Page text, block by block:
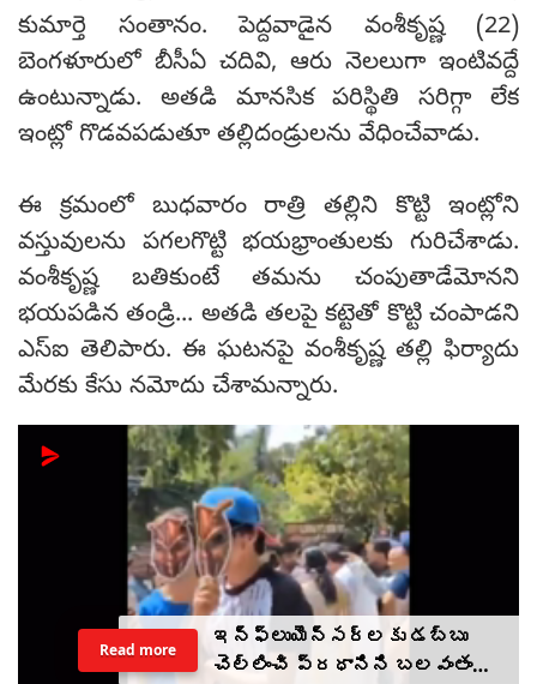
కుమార్తె సంతానం. పెద్దవాడైన వంశీకృష్ణ (22)
బెంగళూరులో బీసీఏ చదివి, ఆరు నెలలుగా ఇంటివద్దే
ఉంటున్నాడు. అతడి మానసిక పరిస్థితి సరిగ్గా లేక
ఇంట్లో గొడవపడుతూ తల్లిదండ్రులను వేధించేవాడు.
ఈ క్రమంలో బుధవారం రాత్రి తల్లిని కొట్టి ఇంట్లోని
వస్తువులను పగలగొట్టి భయభ్రాంతులకు గురిచేశాడు.
వంశీకృష్ణ బతికుంటే తమను చంపుతాడేమోనని
భయపడిన తండ్రి... అతడి తలపై కట్టెతో కొట్టి చంపాడని
ఎస్ఐ తెలిపారు. ఈ ఘటనపై వంశీకృష్ణ తల్లి ఫిర్యాదు
మేరకు కేసు నమోదు చేశామన్నారు.
ఇన్‌ఫ్లుయెన్సర్‌లకు డబ్బు
చెల్లించి ప్రధానిని బలవంతంగా
Read more